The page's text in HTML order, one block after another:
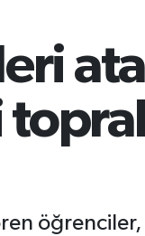
ata
öğrenciler,